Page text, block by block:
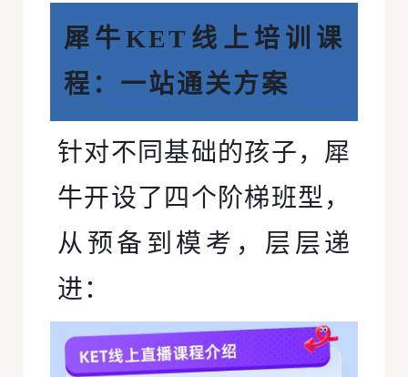
犀牛KET线上培训课
程：一站通关方案
针对不同基础的孩子，犀
牛开设了四个阶梯班型，
从预备到模考，层层递
进：